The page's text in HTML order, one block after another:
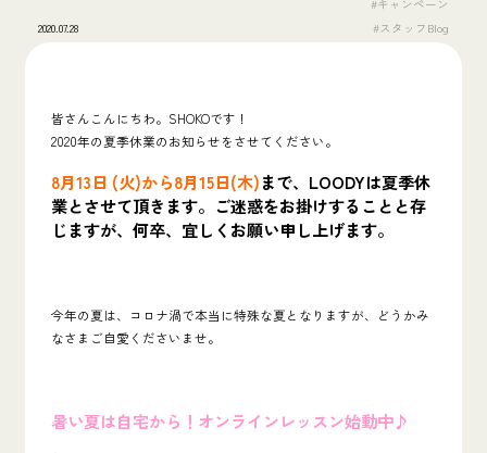
2020.07.28
#キャンペーン
#スタッフBlog
皆さんこんにちわ。SHOKOです！
2020年の夏季休業のお知らせをさせてください。
8月13日 (火)から8月15日(木)まで、LOODYは夏季休
業とさせて頂きます。ご迷惑をお掛けすることと存
じますが、何卒、宜しくお願い申し上げます。
今年の夏は、コロナ渦で本当に特殊な夏となりますが、どうかみ
なさまご自愛くださいませ。
暑い夏は自宅から！オンラインレッスン始動中♪